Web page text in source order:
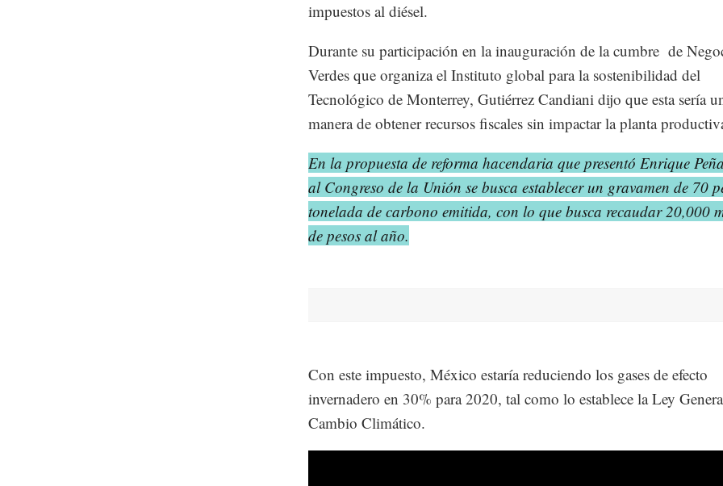
impuestos al diésel.
Durante su participación en la inauguración de la cumbre de
Verdes que organiza el Instituto global para la sostenibilidad del
Tecnológico de Monterrey, Gutiérrez Candiani dijo que esta sería
manera de obtener recursos fiscales sin impactar la planta
En la propuesta de reforma hacendaria que presentó Enrique
al Congreso de la Unión se busca establecer un gravamen de 70
tonelada de carbono emitida, con lo que busca recaudar 20,000
de pesos al año.
Con este impuesto, México estaría reduciendo los gases de efecto
invernadero en 30% para 2020, tal como lo establece la Ley
Cambio Climático.